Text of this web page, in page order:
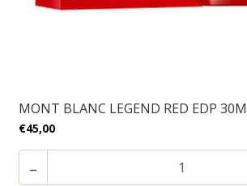
MONT BLANC LEGEND RED EDP
€45,00
-